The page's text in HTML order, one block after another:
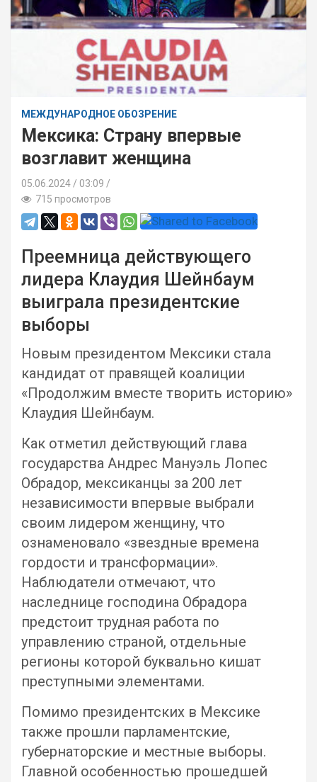
МЕЖДУНАРОДНОЕ ОБОЗРЕНИЕ
Мексика: Страну впервые
возглавит женщина
05.06.2024
03:09 /
715 просмотров
Преемница действующего
лидера Клаудия Шейнбаум
выиграла президентские
выборы
Новым президентом Мексики стала
кандидат от правящей коалиции
«Продолжим вместе творить историю»
Клаудия Шейнбаум.
Как отметил действующий глава
государства Андрес Мануэль Лопес
Обрадор, мексиканцы за 200 лет
независимости впервые выбрали
своим лидером женщину, что
ознаменовало «звездные времена
гордости и трансформации».
Наблюдатели отмечают, что
наследнице господина Обрадора
предстоит трудная работа по
управлению страной, отдельные
регионы которой буквально кишат
преступными элементами.
Помимо президентских в Мексике
также прошли парламентские,
губернаторские и местные выборы.
Главной особенностью прошедшей